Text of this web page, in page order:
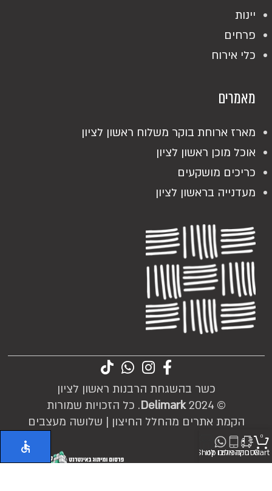
מאמרים
מארז ארוחת בוקר משלוח ראשון לציון
אוכל מוכן ראשון לציון
כריכים מושקעים
מעדנייה בראשון לציון
יינות
פרחים
כלי אירוח
כשר בהשגחת הרבנות ראשון לציון
© 2024
Delimark. כל הזכויות שמורות
הקמת אתרים מהחלל החיצון | שלושה מעצבים
0
Cartאספקה
חייגו אלינו
כיתבו לנו
Shop